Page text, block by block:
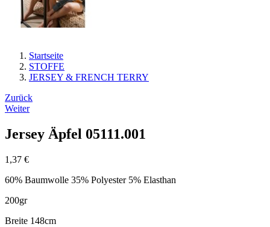
Startseite
STOFFE
JERSEY & FRENCH TERRY
Beitrags-
Navigation
Zurück
Weiter
Jersey Äpfel 05111.001
1,37 €
60% Baumwolle 35% Polyester 5% Elasthan
200gr
Breite 148cm